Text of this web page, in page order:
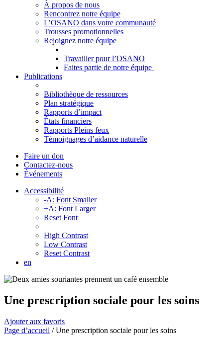
À propos de nous
Rencontrez notre équipe
L’OSANO dans votre communauté
Trousses promotionnelles
Rejoignez notre équipe
Travailler pour l’OSANO
Faites partie de notre équipe
Publications
Bibliothèque de ressources
Plan stratégique
Rapports d’impact
États financiers
Rapports Pleins feux
Témoignages d’aidance naturelle
Faire un don
Contactez-nous
Événements
Accessibilité
-A: Font Smaller
+A: Font Larger
Reset Font
High Contrast
Low Contrast
Reset Contrast
en
Une prescription sociale pour les soins
Ajouter aux favoris
Page d’accueil /Une prescription sociale pour les soins